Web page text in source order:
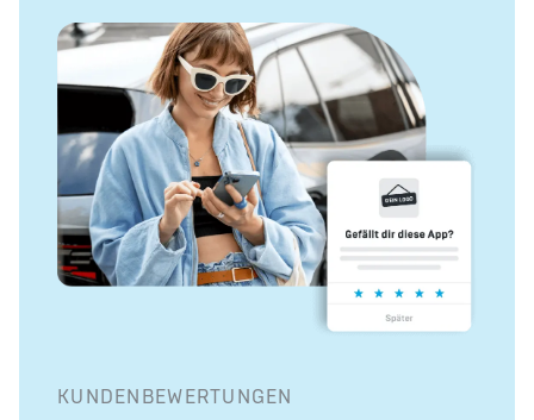
KUNDENBEWERTUNGEN